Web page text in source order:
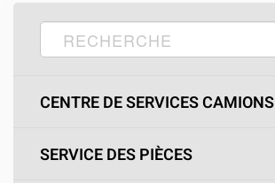
CENTRE DE SERVICES CAMIONS
SERVICE DES PIÈCES